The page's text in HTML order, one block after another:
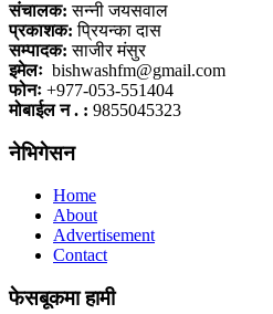
संचालक: सन्नी जयसवाल
प्रकाशक: प्रियन्का दास
सम्पादक: साजीर मंसुर
इमेलः bishwashfm@gmail.com
फोनः +977-053-551404
मोबाईल न . : 9855045323
नेभिगेसन
Home
About
Advertisement
Contact
फेसबूकमा हामी